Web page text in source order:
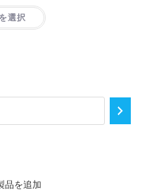
選択
品を追加